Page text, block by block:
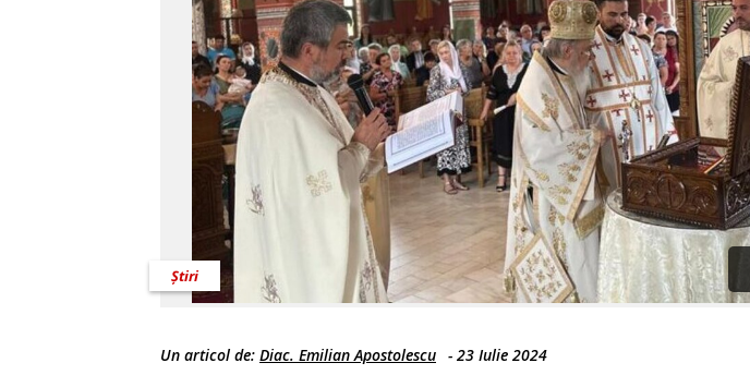
Știri
Un articol de: Diac. Emilian Apostolescu - 23 Iulie 2024